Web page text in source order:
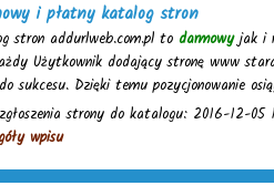
i płatny katalog stron
stron addurlweb.com.pl to darmowyjak i
Użytkownik dodający stronę www
sukcesu. Dzięki temu pozycjonowanie
strony do katalogu: 2016-12-05
wpisu